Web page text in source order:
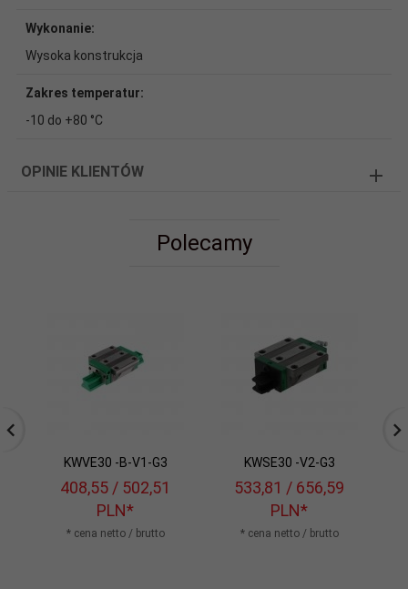
Wykonanie:
Wysoka konstrukcja
Zakres temperatur:
-10 do +80 °C
OPINIE KLIENTÓW
Polecamy
KWVE30 -B-V1-G3
408,55 / 502,51
PLN*
* cena netto / brutto
KWSE30 -V2-G3
533,81 / 656,59
PLN*
* cena netto / brutto